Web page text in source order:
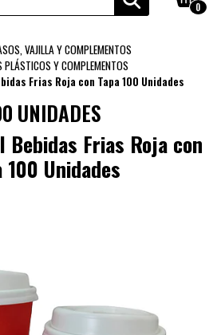
0
VAJILLA Y COMPLEMENTOS
PLÁSTICOS Y COMPLEMENTOS
Frias Roja con Tapa 100 Unidades
UNIDADES
Bebidas Frias Roja con
100 Unidades